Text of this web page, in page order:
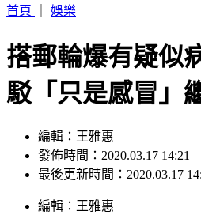
因」
搭郵輪爆有疑似
駁「只是感冒」
編輯：王雅惠
發佈時間：2020.03.17 14:21